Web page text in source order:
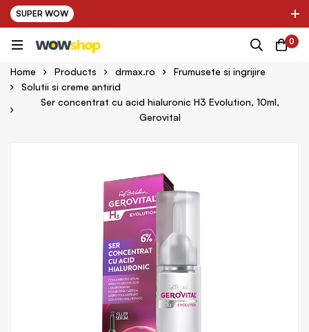
SUPER WOW
✌ Nou! Ultimii parteneri adaugati in platforma:
Farma ✌
0
Home Products drmax.ro
Frumusete si ingrijire
Solutii si creme antirid
Ser concentrat cu acid hialuronic H3 Evolution, 10ml,
Gerovital